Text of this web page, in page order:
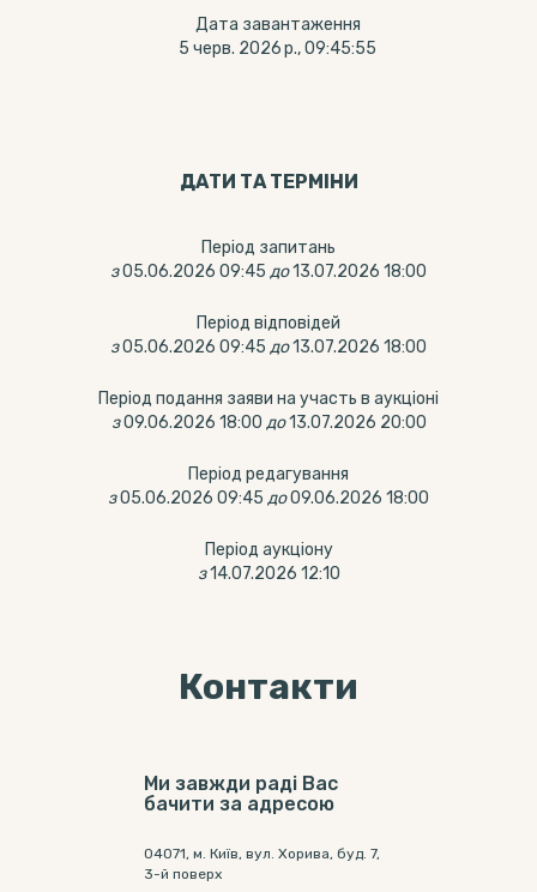
Дата завантаження
5 черв. 2026 р., 09:45:55
ДАТИ ТА ТЕРМIНИ
Період запитань
з05.06.2026 09:45 до13.07.2026 18:00
Період відповідей
з05.06.2026 09:45 до13.07.2026 18:00
Період подання заяви на участь в аукціоні
з 09.06.2026 18:00 до 13.07.2026 20:00
Період редагування
з05.06.2026 09:45 до09.06.2026 18:00
Період аукціону
з 14.07.2026 12:10
Контакти
Ми завжди раді Вас
бачити за адресою
04071, м. Київ, вул. Хорива, буд. 7,
3-й поверх